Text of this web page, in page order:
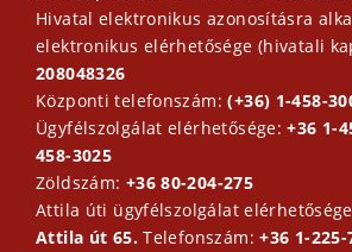
Hivatal elektronikus azonosításra
elektronikus elérhetősége (hivatali
208048326
Központi telefonszám:(+36) 1-458-
Ügyfélszolgálat elérhetősége:+36 1-
458-3025
Zöldszám: +36 80-204-275
Attila úti ügyfélszolgálat
Attila út 65.Telefonszám:+36 1-225-